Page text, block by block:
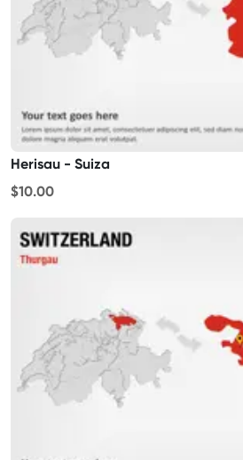
Herisau - Suiza
$10.00